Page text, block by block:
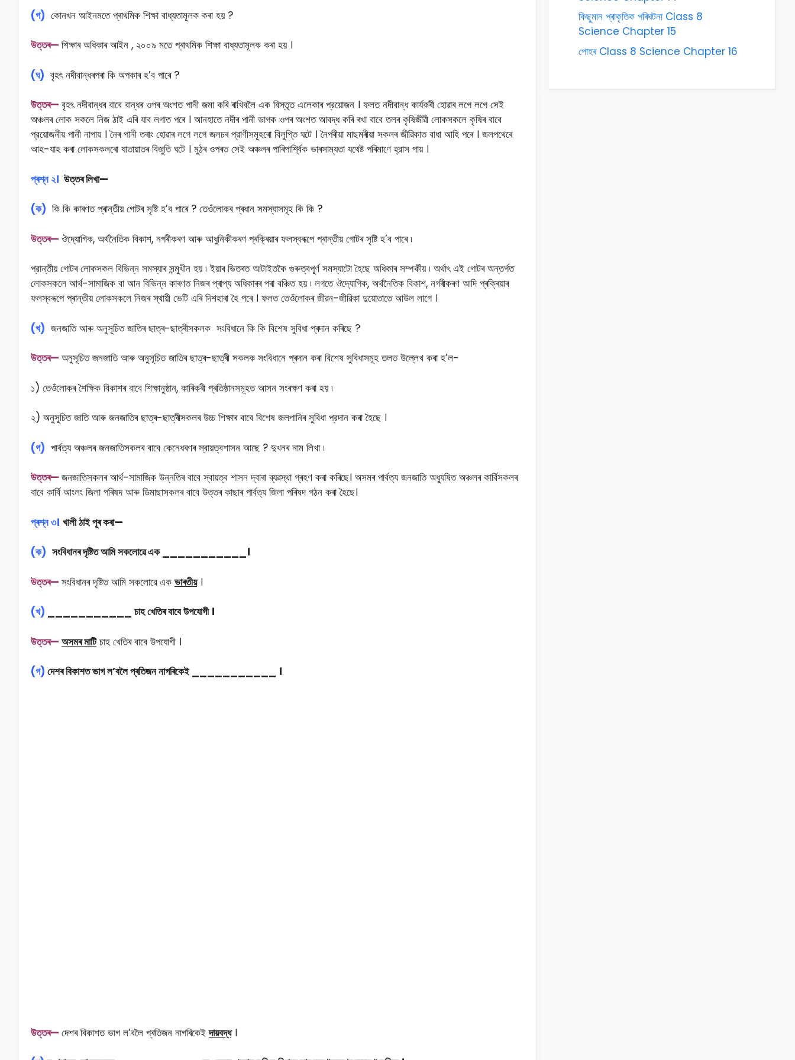
(গ) কোনখন আইনমতে প্ৰাথমিক শিক্ষা বাধ্যতামূলক কৰা হয় ?
উত্তৰ— শিক্ষাৰ অধিকাৰ আইন , ২০০৯ মতে প্ৰাথমিক শিক্ষা বাধ্যতামূলক কৰা হয় ।
(ঘ) বৃহৎ নদীবান্ধৰপৰা কি অপকাৰ হ’ব পাৰে ?
উত্তৰ— বৃহৎ নদীবান্ধৰ বাবে বান্ধৰ ওপৰ অংশত পানী জমা কৰি ৰাখিবলৈ এক বিস্তৃত এলেকাৰ প্রয়ােজন । ফলত নদীবান্ধ কার্যকৰী হােৱাৰ লগে লগে সেই
অঞ্চলৰ লােক সকলে নিজ ঠাই এৰি যাব লগাত পৰে । আনহাতে নদীৰ পানী ভাগক ওপৰ অংশত আবদ্ধ কৰি ৰখা বাবে তলৰ কৃষিজীৱী লােকসকলে কৃষিৰ বাবে
প্রয়ােজনীয় পানী নাপায় । নৈৰ পানী তৰাং হােৱাৰ লগে লগে জলচৰ প্রাণীসমূহৰো বিলুপ্তি ঘটে । নৈপৰীয়া মাছমৰীয়া সকলৰ জীৱিকাত বাধা আহি পৰে । জলপথেৰে
আহ-যাহ কৰা লোকসকলৰো যাতায়াতৰ বিজুতি ঘটে । মুঠৰ ওপৰত সেই অঞ্চলৰ পাৰিপাৰ্শ্বিক ভাৰসাম্যতা যথেষ্ট পৰিমাণে হ্রাস পায় ।
প্ৰশ্ন২। উত্তৰলিখা—
(ক) কি কি কাৰণত প্ৰান্তীয় গোটৰ সৃষ্টি হ’ব পাৰে ? তেওঁলোকৰ প্ৰধান সমস্যাসমূহ কি কি ?
উত্তৰ— ঔদ্যোগিক, অর্থনৈতিক বিকাশ, নগৰীকৰণ আৰু আধুনিকীকৰণ প্ৰক্ৰিয়াৰ ফলস্বৰূপে প্ৰান্তীয় গোটৰ সৃষ্টি হ’ব পাৰে ৷
প্রান্তীয় গােটৰ লোকসকল বিভিন্ন সমস্যাৰ সন্মুখীন হয় ৷ ইয়াৰ ভিতৰত আটাইতকৈ গুৰুত্বপূৰ্ণ সমস্যাটো হৈছে অধিকাৰ সম্পৰ্কীয় ৷ অৰ্থাৎ এই গোটৰ অন্তৰ্গত
লোকসকলে আৰ্থ-সামাজিক বা আন বিভিন্ন কাৰণত নিজৰ প্ৰাপ্য অধিকাৰৰ পৰা বঞ্চিত হয় ৷ লগতে ঔদ্যোগিক, অর্থনৈতিক বিকাশ, নগৰীকৰণ আদি প্ৰক্ৰিয়াৰ
ফলস্বৰূপে প্ৰান্তীয় লোকসকলে নিজৰ স্থায়ী ভেটি এৰি দিশহাৰা হৈ পৰে । ফলত তেওঁলােকৰ জীৱন-জীৱিকা দুয়োতাতে আউল লাগে ।
(খ) জনজাতি আৰু অনুসূচিত জাতিৰ ছাত্ৰ-ছাত্ৰীসকলক সংবিধানে কি কি বিশেষ সুবিধা প্ৰদান কৰিছে ?
উত্তৰ— অনুসূচিত জনজাতি আৰু অনুসূচিত জাতিৰ ছাত্ৰ-ছাত্ৰী সকলক সংবিধানে প্ৰদান কৰা বিশেষ সুবিধাসমূহ তলত উল্লেখ কৰা হ’ল-
১) তেওঁলোকৰ শৈক্ষিক বিকাশৰ বাবে শিক্ষানুষ্ঠান, কাৰিকৰী প্ৰতিষ্ঠানসমূহত আসন সংৰক্ষণ কৰা হয় ৷
২) অনুসূচিত জাতি আৰু জনজাতিৰ ছাত্ৰ-ছাত্ৰীসকলৰ উচ্চ শিক্ষাৰ বাবে বিশেষ জলপানিৰ সুবিধা প্রদান কৰা হৈছে ।
(গ) পাৰ্বত্য অঞ্চলৰ জনজাতিসকলৰ বাবে কেনেধৰণৰ স্বায়ত্বশাসন আছে ? দুখনৰ নাম লিখা ৷
উত্তৰ— জনজাতিসকলৰ আর্থ-সামাজিক উন্নতিৰ বাবে স্বায়ত্ব শাসন দ্বাৰা ব্যৱস্থা গ্ৰহণ কৰা কৰিছে। অসমৰ পার্বত্য জনজাতি অধ্যুষিত অঞ্চলৰ কাৰ্বিসকলৰ
বাবে কার্বি আংলং জিলা পৰিষদ আৰু ডিমাছাসকলৰ বাবে উত্তৰ কাছাৰ পার্বত্য জিলা পৰিষদ গঠন কৰা হৈছে।
প্ৰশ্ন৩। খালীঠাইপূৰকৰা—
(ক) সংবিধানৰদৃষ্টিতআমিসকলােৱেএক ___________ ।
উত্তৰ— সংবিধানৰ দৃষ্টিত আমি সকলােৱে এক ভাৰতীয়।
(খ) চাহখেতিৰবাবেউপযােগী ।
উত্তৰ— অসমৰমাটিচাহ খেতিৰ বাবে উপযােগী ।
(গ) দেশৰবিকাশতভাগল’বলৈপ্ৰতিজননাগৰিকেই ___________ ।
উত্তৰ— দেশৰ বিকাশত ভাগ ল’বলৈ প্ৰতিজন নাগৰিকেইদায়বদ্ধ।
কিছুমান প্ৰাকৃতিক পৰিঘটনা Class 8
Science Chapter 15
পোহৰ Class 8 Science Chapter 16